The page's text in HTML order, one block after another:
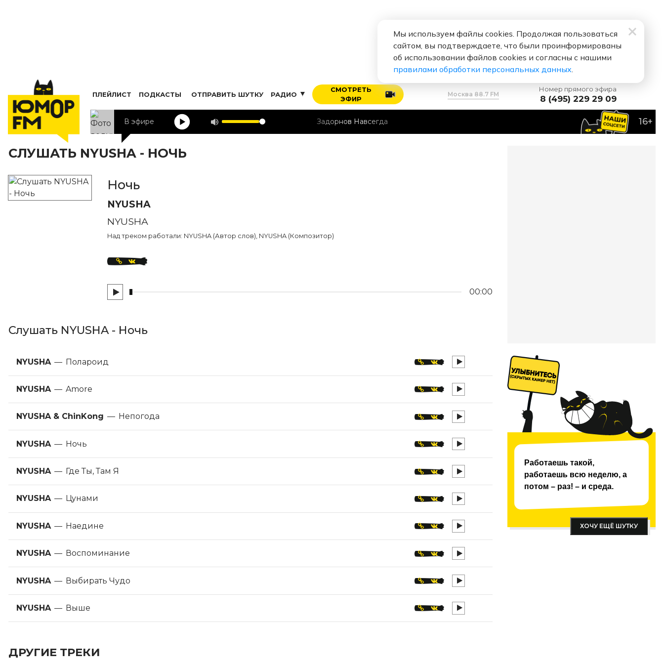
ПЛЕЙЛИСТ ПОДКАСТЫ ОТПРАВИТЬ ШУТКУ РАДИО
СМОТРЕТЬ
ЭФИР
Москва 88.7 FM
Номер прямого эфира
8 (495) 229 29 09
В эфире Задорнов Навсегда 16+
СЛУШАТЬ NYUSHA - НОЧЬ
Ночь
NYUSHA
NYUSHA
Над треком работали: NYUSHA (Автор слов), NYUSHA (Композитор)
00:00
Слушать NYUSHA - Ночь
NYUSHA — Полароид
NYUSHA — Amore
NYUSHA & ChinKong — Непогода
NYUSHA — Ночь
NYUSHA — Где Ты, Там Я
NYUSHA — Цунами
NYUSHA — Наедине
NYUSHA — Воспоминание
NYUSHA — Выбирать Чудо
NYUSHA — Выше
ДРУГИЕ ТРЕКИ
Работаешь такой,
работаешь всю неделю, а
потом – раз! – и среда.
ХОЧУ ЕЩЁ ШУТКУ
Мы используем файлы cookies. Продолжая пользоваться
сайтом, вы подтверждаете, что были проинформированы
об использовании файлов cookies и согласны с нашими
правилами обработки персональных данных.